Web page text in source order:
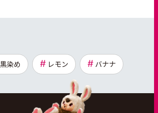
黒染め レモン バナナ